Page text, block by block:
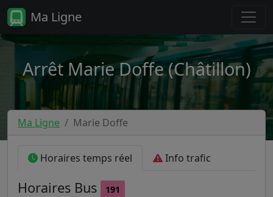
Ma Ligne
Arrêt Marie Doffe (Châtillon)
Ma Ligne Marie Doffe
Horaires temps réel Info trafic
Horaires Bus 191